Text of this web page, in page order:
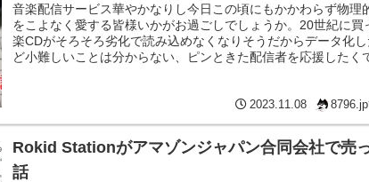
音楽配信サービス華やかなりし今日この頃にもかかわらず物理
をこよなく愛する皆様いかがお過ごしでしょうか。20世紀に買
楽CDがそろそろ劣化で読み込めなくなりそうだからデータ化
ど小難しいことは分からない、ピンときた配信者を応援したく
で積んでるあなたにオススメの物品です。2023.11.08
Rokid Stationがアマゾンジャパン合同会社で売
話